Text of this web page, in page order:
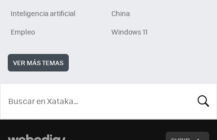
Inteligencia artificial
China
Empleo
Windows 11
VER MÁS TEMAS